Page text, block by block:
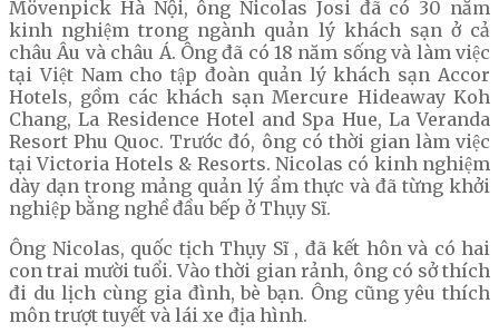
Mövenpick Hà Nội, ông Nicolas Josi đã có 30 năm
kinh nghiệm trong ngành quản lý khách sạn ở cả
châu Âu và châu Á. Ông đã có 18 năm sống và làm việc
tại Việt Nam cho tập đoàn quản lý khách sạn Accor
Hotels, gồm các khách sạn Mercure Hideaway Koh
Chang, La Residence Hotel and Spa Hue, La Veranda
Resort Phu Quoc. Trước đó, ông có thời gian làm việc
tại Victoria Hotels & Resorts. Nicolas có kinh nghiệm
dày dạn trong mảng quản lý ẩm thực và đã từng khởi
nghiệp bằng nghề đầu bếp ở Thụy Sĩ.
Ông Nicolas, quốc tịch Thụy Sĩ , đã kết hôn và có hai
con trai mười tuổi. Vào thời gian rảnh, ông có sở thích
đi du lịch cùng gia đình, bè bạn. Ông cũng yêu thích
môn trượt tuyết và lái xe địa hình.